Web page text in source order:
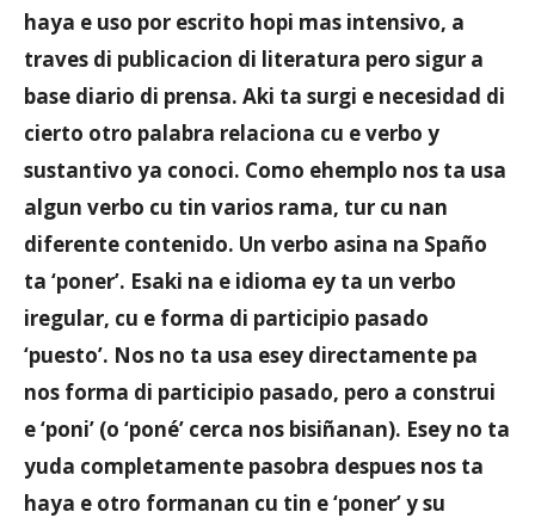
haya e uso por escrito hopi mas intensivo, a
traves di publicacion di literatura pero sigur a
base diario di prensa. Aki ta surgi e necesidad di
cierto otro palabra relaciona cu e verbo y
sustantivo ya conoci. Como ehemplo nos ta usa
algun verbo cu tin varios rama, tur cu nan
diferente contenido. Un verbo asina na Spaño
ta ‘poner’. Esaki na e idioma ey ta un verbo
iregular, cu e forma di participio pasado
‘puesto’. Nos no ta usa esey directamente pa
nos forma di participio pasado, pero a construi
e ‘poni’ (o ‘poné’ cerca nos bisiñanan). Esey no ta
yuda completamente pasobra despues nos ta
haya e otro formanan cu tin e ‘poner’ y su